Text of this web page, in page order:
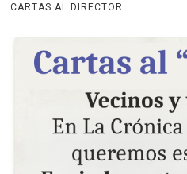
CARTAS AL DIRECTOR